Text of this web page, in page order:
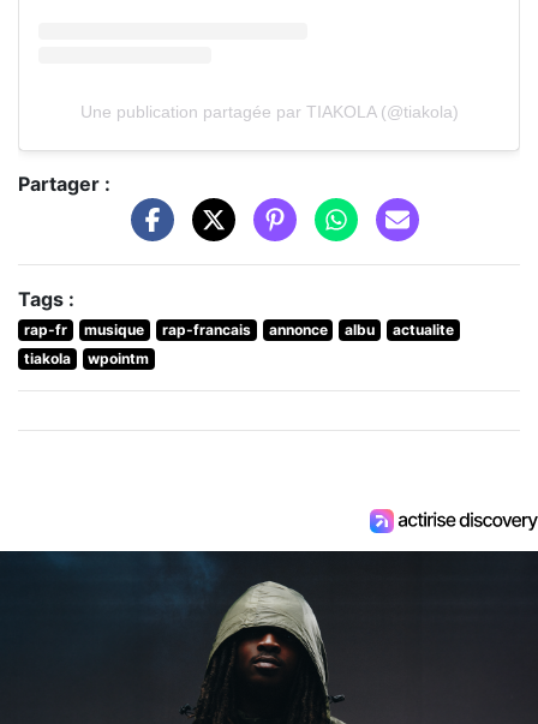
Une publication partagée par TIAKOLA (@tiakola)
Partager :
Tags :
rap-fr musique rap-francais annonce albu
actualite
tiakola
wpointm